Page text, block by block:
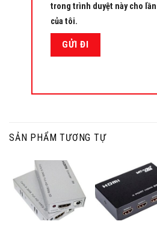
trong trình duyệt này cho
của tôi.
SẢN PHẨM TƯƠNG TỰ